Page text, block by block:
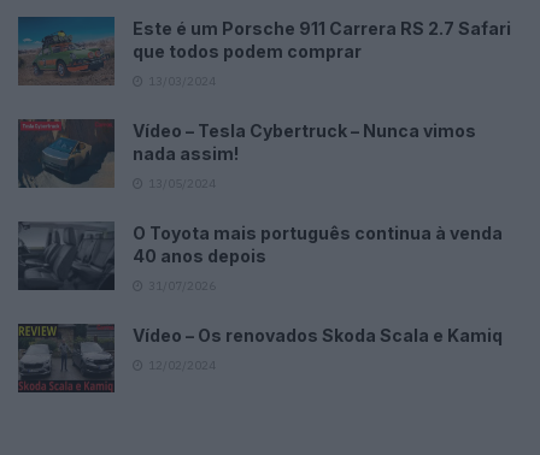
Este é um Porsche 911 Carrera RS 2.7 Safari
que todos podem comprar
Vídeo – Tesla Cybertruck – Nunca vimos
nada assim!
O Toyota mais português continua à venda
40 anos depois
Vídeo – Os renovados Skoda Scala e Kamiq